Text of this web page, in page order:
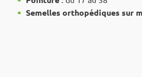
Semelles orthopédiques sur